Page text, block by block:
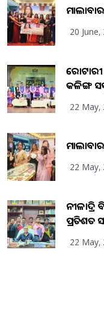
20 June,
କଳିଙ୍ଗ
22 May,
22 May,
ନୀଳାଦ୍ରି
ପ୍ରତିଶତ
22 May,